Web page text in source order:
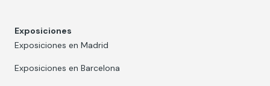
Exposiciones
Exposiciones en Madrid
Exposiciones en Barcelona